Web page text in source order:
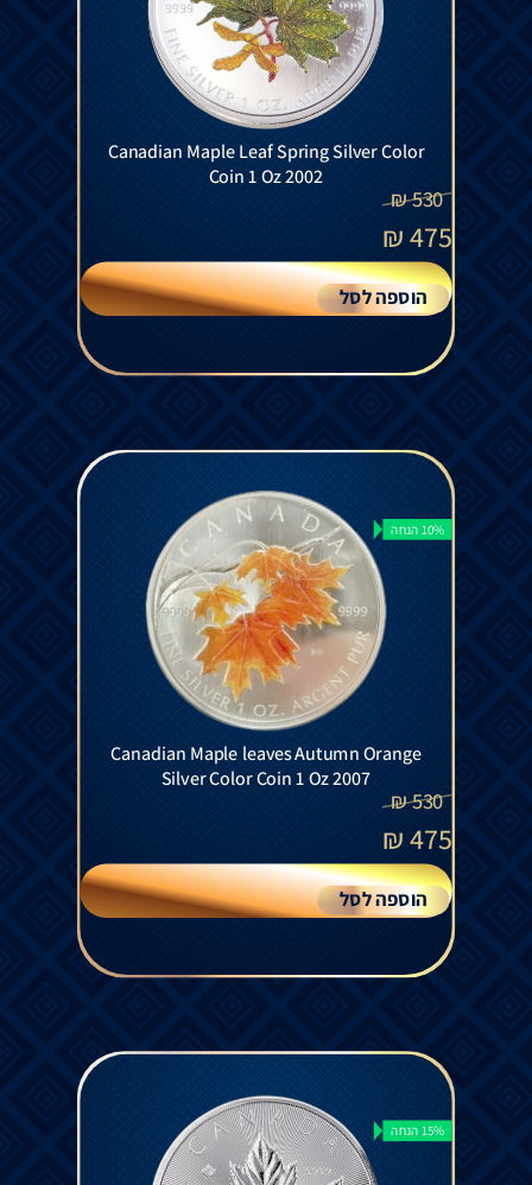
Canadian Maple Leaf Spring Silver Color
Coin 1 Oz 2002
530
₪
475
₪
הוספה לסל
10% הנחה
Canadian Maple leaves Autumn Orange
Silver Color Coin 1 Oz 2007
530
₪
475
₪
הוספה לסל
15% הנחה